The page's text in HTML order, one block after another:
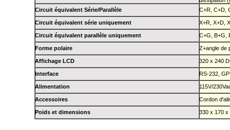
Circuit équivalent Série/Parallèle
C+R, C+D,
Circuit équivalent série uniquement X+R, X+D,
Circuit équivalent parallèle uniquement C+G, B+G,
Forme polaire Z+angle de
Affichage LCD 320 x 240
Interface RS-232,
Alimentation 115V/
Accessoires Cordon
Poids et dimensions 330 x 170